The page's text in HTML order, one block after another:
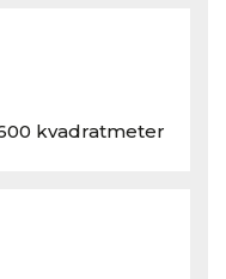
kvadratmeter